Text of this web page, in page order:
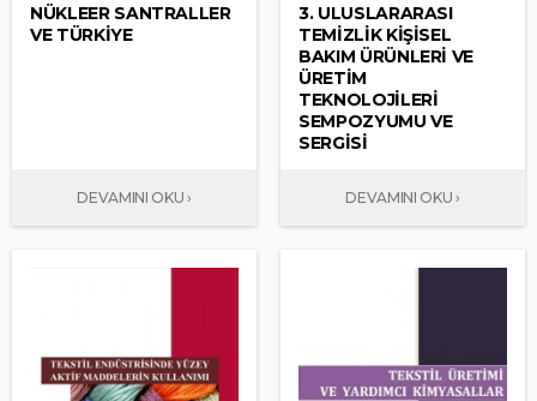
NÜKLEER SANTRALLER
VE TÜRKİYE
3. ULUSLARARASI
TEMİZLİK KİŞİSEL
BAKIM ÜRÜNLERİ VE
ÜRETİM
TEKNOLOJİLERİ
SEMPOZYUMU VE
SERGİSİ